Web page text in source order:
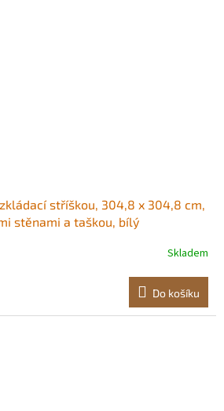
stříškou, 304,8 x 304,8 cm,
stěnami a taškou, bílý
Skladem
Do košíku